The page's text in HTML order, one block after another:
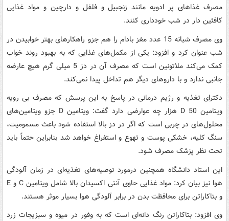
مصرف غذاهای پر ادویه مانند زنجبیل و فلفل و دارچین و مواد غذایی
کافئین دار در شب خودداری کنند.
وی مصرف شبانه 15 عدد مغز بادام را هم جزو راهکارهای بهتر خوابیدن در
شب عنوان کرد و افزود: یکی از مکمل‌های غذایی که به بهبود روند خواب
کمک می‌کند ملاتونین است که مصرف آن در دز 5 میلی گرم هیچ عارضه
جانبی ندارد و با داروهای دیگر هم تداخل پیدا نمی‌کند.
دکترای تغذیه و رژیم درمانی در پاسخ به این پرسش که مصرف بی رویه
ویتامین D 50 هزار چه عوارضی دارد گفت: ویتامین D جزو ویتامین‌های
محلول‌های در چربی است که اگر در دز بالا استفاده شود باعث مسمومیت،
سنگ کلیه، خشکی پوست و تهوع و استفراغ خواهد شد بنابراین حتماً باید
تحت نظر پزشک مصرف شود.
این استاد دانشگاه همچنین درمورد توصیه‌های تغذیه‌ای در زمان آلودگی
هوا نیز بیان کرد: مواد غذایی حاوی آنتی اکسیدان بالا شامل ویتامین C و E
و بتاکاراتن برای محافظت بدن در برابر آلودگی هوا بسیار موثر هستند.
وی افزود: بتاکاراتن رنگ دانه‌ای است که به وفور در میوه و سبزیجات زرد